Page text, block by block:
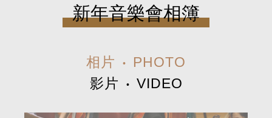
新年音樂會相簿
相片 ‧ PHOTO
影片 ‧ VIDEO